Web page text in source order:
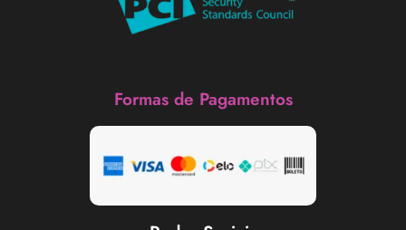
Formas de Pagamentos